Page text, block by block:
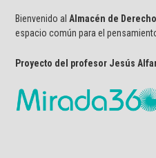
Bienvenido alAlmacén de Derecho
espacio común para el
Proyecto del profesor Jesús